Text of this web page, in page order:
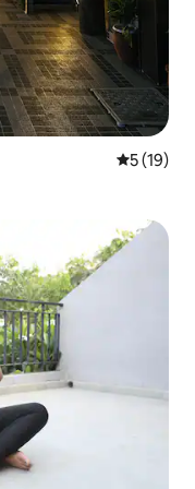
5 av 5 i
5 (19)